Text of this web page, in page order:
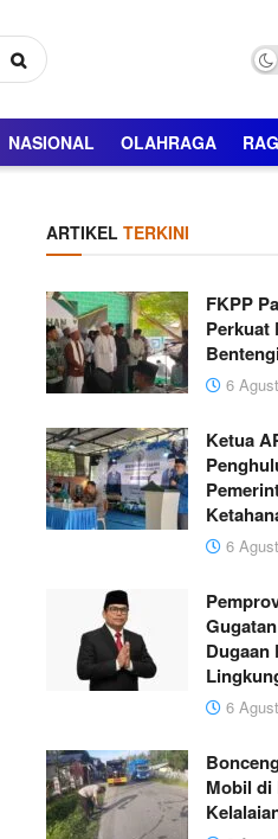
NASIONAL OLAHRAGA
ARTIKEL TERKINI
FKPP
Perkuat
6
Ketua
6
Dugaan
6
Mobil